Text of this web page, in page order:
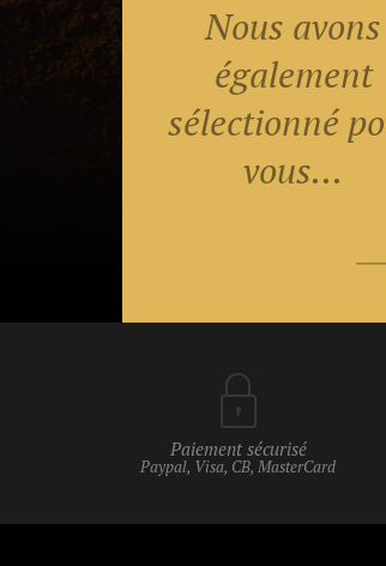
Nous avons
également
sélectionné
vous...
Paiement sécurisé
Paypal, Visa, CB, MasterCard